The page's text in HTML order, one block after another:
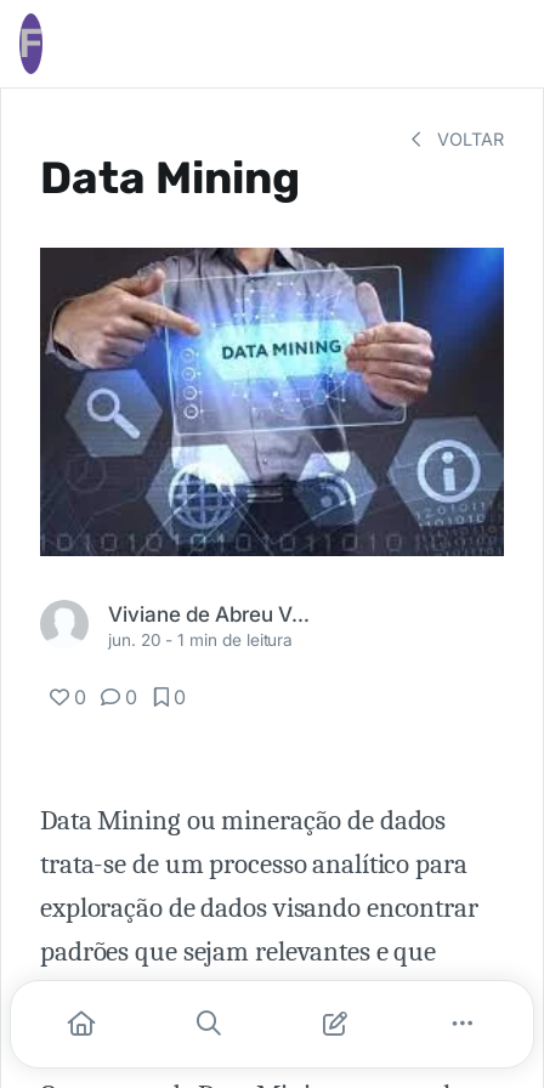
F
VOLTAR
Data Mining
Viviane de Abreu Vaz Teixeira
jun. 20 -1 min de leitura
0 0 0
Data Mining ou mineração de dados
trata-se de um processo analítico para
exploração de dados visando encontrar
padrões que sejam relevantes e que
valor para um determinado negócio.